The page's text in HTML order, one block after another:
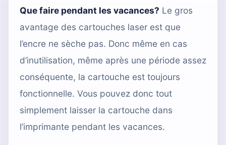
Que faire pendant les vacances? Le gros
avantage des cartouches laser est que
l’encre ne sèche pas. Donc même en cas
d’inutilisation, même après une période assez
conséquente, la cartouche est toujours
fonctionnelle. Vous pouvez donc tout
simplement laisser la cartouche dans
l’imprimante pendant les vacances.